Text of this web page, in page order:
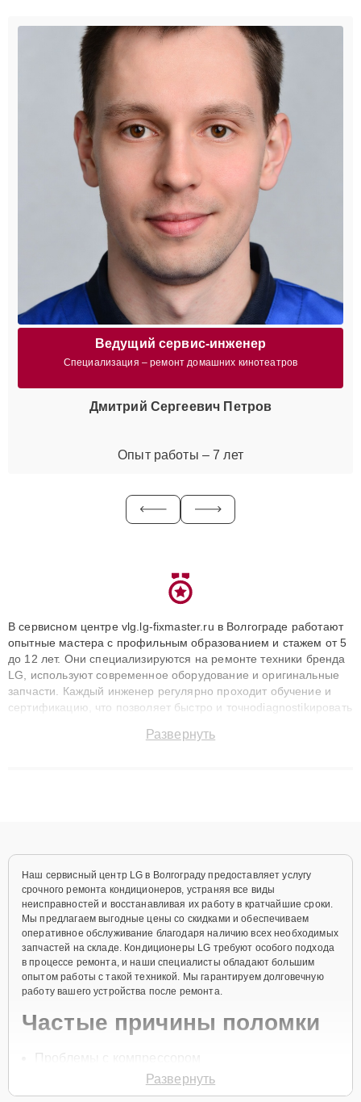
Ведущий сервис-инженер
Специализация – ремонт домашних кинотеатров
Дмитрий Сергеевич Петров
Опыт работы – 7 лет
В сервисном центре vlg.lg-fixmaster.ru в Волгограде работают
опытные мастера с профильным образованием и стажем от 5
до 12 лет. Они специализируются на ремонте техники бренда
LG, используют современное оборудование и оригинальные
запчасти. Каждый инженер регулярно проходит обучение и
сертификацию, что позволяет быстро и точноdiagnostikировать
до 3 лет. Наши мастера решают сложные случаи: от замены
Развернуть
Наш сервисный центр LG в Волгограду предоставляет услугу
срочного ремонта кондиционеров, устраняя все виды
неисправностей и восстанавливая их работу в кратчайшие сроки.
Мы предлагаем выгодные цены со скидками и обеспечиваем
оперативное обслуживание благодаря наличию всех необходимых
запчастей на складе. Кондиционеры LG требуют особого подхода
в процессе ремонта, и наши специалисты обладают большим
опытом работы с такой техникой. Мы гарантируем долговечную
работу вашего устройства после ремонта.
Частые причины поломки
Проблемы с компрессором
Утечка хладагентаРазвернуть